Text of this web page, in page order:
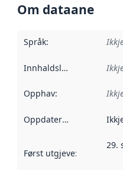
Om dataane
Språk:
Innhaldsleverandørar :
Opphav:
Oppdateringsfrekvens :
Først utgjeve: Denne
29.